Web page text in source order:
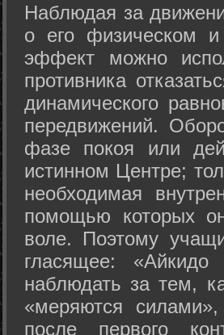
Hаблюдая за
о его физическом и
эффект можно
противника
динамического
передвижений.
фазе покоя или
истинном Центре;
необходимая
помощью которых
воле. Поэтому
гласящее:
наблюдать за тем,
«меряются
после первого